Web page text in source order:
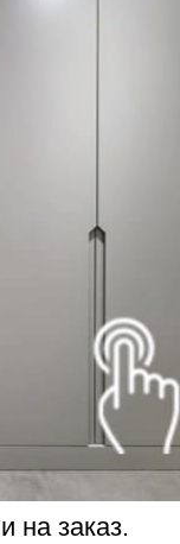
на заказ.